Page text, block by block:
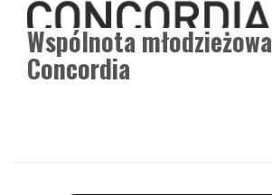
Wspólnota młodzieżowa
Concordia